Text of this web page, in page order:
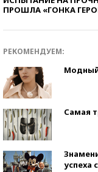
ПРОШЛА «ГОНКА
РЕКОМЕНДУЕМ:
Модный
Самая
успеха